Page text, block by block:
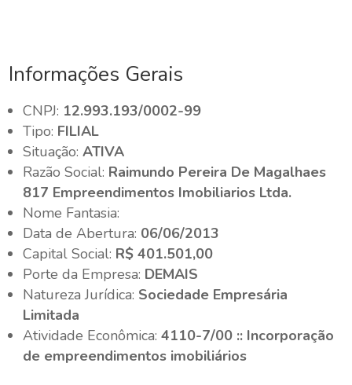
Informações Gerais
CNPJ: 12.993.193/0002-99
Tipo: FILIAL
Situação:ATIVA
Razão Social: Raimundo Pereira De Magalhaes
817 Empreendimentos Imobiliarios Ltda.
Nome Fantasia:
Data de Abertura: 06/06/2013
Capital Social: R$ 401.501,00
Porte da Empresa: DEMAIS
Natureza Jurídica: Sociedade Empresária
Limitada
Atividade Econômica:4110-7/00 :: Incorporação
de empreendimentos imobiliários